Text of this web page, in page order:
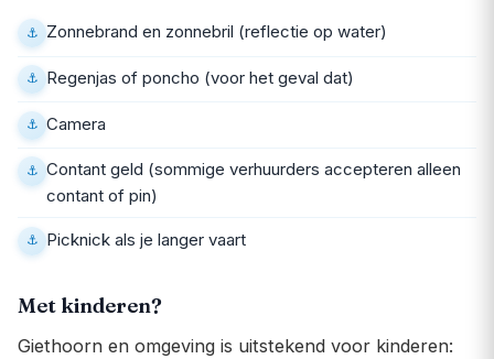
Zonnebrand en zonnebril (reflectie op water)
Regenjas of poncho (voor het geval dat)
Camera
Contant geld (sommige verhuurders accepteren alleen
contant of pin)
Picknick als je langer vaart
Met kinderen?
Giethoorn en omgeving is uitstekend voor kinderen: